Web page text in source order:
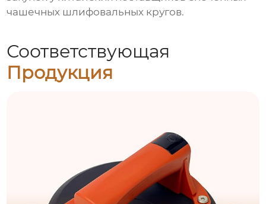
чашечных шлифовальных кругов.
Соответствующая
Продукция